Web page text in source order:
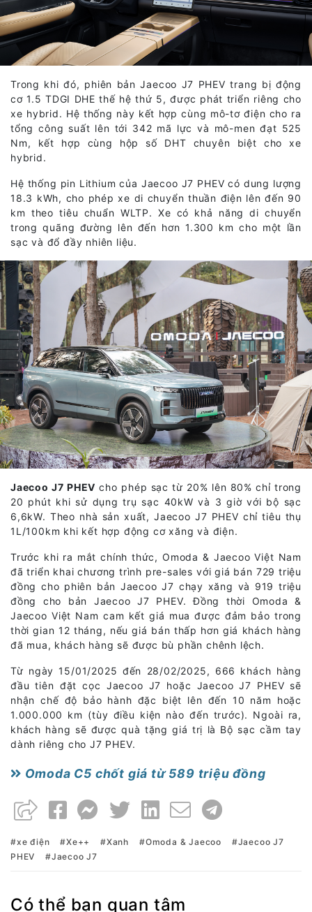
Trong khi đó, phiên bản Jaecoo J7 PHEV trang bị động
cơ 1.5 TDGI DHE thế hệ thứ 5, được phát triển riêng cho
xe hybrid. Hệ thống này kết hợp cùng mô-tơ điện cho ra
tổng công suất lên tới 342 mã lực và mô-men đạt 525
Nm, kết hợp cùng hộp số DHT chuyên biệt cho xe
hybrid.
Hệ thống pin Lithium của Jaecoo J7 PHEV có dung lượng
18.3 kWh, cho phép xe di chuyển thuần điện lên đến 90
km theo tiêu chuẩn WLTP. Xe có khả năng di chuyển
trong quãng đường lên đến hơn 1.300 km cho một lần
sạc và đổ đầy nhiên liệu.
Jaecoo J7 PHEV cho phép sạc từ 20% lên 80% chỉ trong
20 phút khi sử dụng trụ sạc 40kW và 3 giờ với bộ sạc
6,6kW. Theo nhà sản xuất, Jaecoo J7 PHEV chỉ tiêu thụ
1L/100km khi kết hợp động cơ xăng và điện.
Trước khi ra mắt chính thức, Omoda & Jaecoo Việt Nam
đã triển khai chương trình pre-sales với giá bán 729 triệu
đồng cho phiên bản Jaecoo J7 chạy xăng và 919 triệu
đồng cho bản Jaecoo J7 PHEV. Đồng thời Omoda &
Jaecoo Việt Nam cam kết giá mua được đảm bảo trong
thời gian 12 tháng, nếu giá bán thấp hơn giá khách hàng
đã mua, khách hàng sẽ được bù phần chênh lệch.
Từ ngày 15/01/2025 đến 28/02/2025, 666 khách hàng
đầu tiên đặt cọc Jaecoo J7 hoặc Jaecoo J7 PHEV sẽ
nhận chế độ bảo hành đặc biệt lên đến 10 năm hoặc
1.000.000 km (tùy điều kiện nào đến trước). Ngoài ra,
khách hàng sẽ được quà tặng giá trị là Bộ sạc cầm tay
dành riêng cho J7 PHEV.
Omoda C5 chốt giá từ 589 triệu đồng
xe điện Xe++ Xanh Omoda & Jaecoo
Jaecoo J7
PHEV
Jaecoo J7
Có thể bạn quan tâm